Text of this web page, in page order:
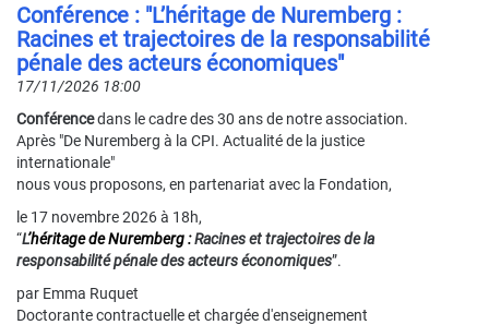
Conférence : "L’héritage de Nuremberg :
Racines et trajectoires de la responsabilité
pénale des acteurs économiques"
17/11/2026 18:00
Conférencedans le cadre des 30 ans de notre association.
Après "De Nuremberg à la CPI. Actualité de la justice
internationale"
nous vous proposons, en partenariat avec la Fondation,
le 17 novembre 2026 à 18h,
“L’héritage de Nuremberg :Racines et trajectoires de la
responsabilité pénale des acteurs économiques”.
par Emma Ruquet
Doctorante contractuelle et chargée d'enseignement